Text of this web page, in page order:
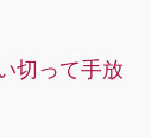
切って手放